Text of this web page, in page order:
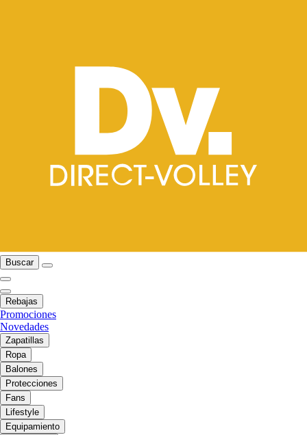
Buscar
Rebajas
Promociones
Novedades
Zapatillas
Ropa
Balones
Protecciones
Fans
Lifestyle
Equipamiento